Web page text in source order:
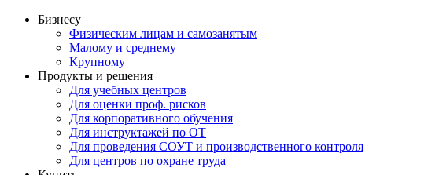
Бизнесу
Физическим лицам и самозанятым
Малому и среднему
Крупному
Продукты и решения
Для учебных центров
Для оценки проф. рисков
Для корпоративного обучения
Для инструктажей по ОТ
Для проведения СОУТ и производственного контроля
Для центров по охране труда